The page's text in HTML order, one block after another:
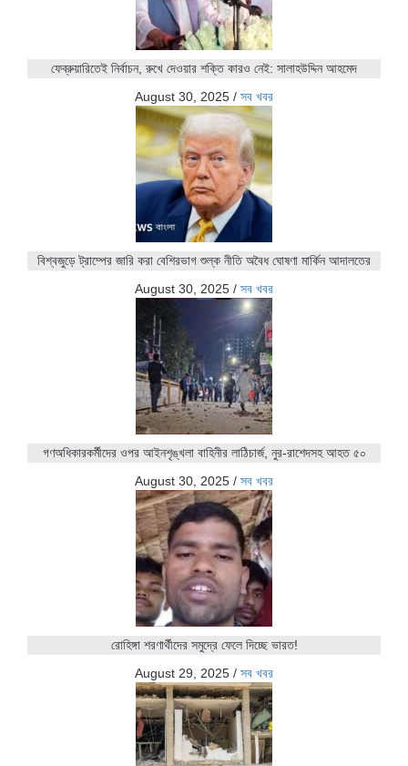
ফেব্রুয়ারিতেই নির্বাচন, রুখে দেওয়ার শক্তি কারও নেই: সালাহউদ্দিন আহমেদ
August 30, 2025 / সব খবর
বিশ্বজুড়ে ট্রাম্পের জারি করা বেশিরভাগ শুল্ক নীতি অবৈধ ঘোষণা মার্কিন আদালতের
August 30, 2025 / সব খবর
গণঅধিকারকর্মীদের ওপর আইনশৃঙ্খলা বাহিনীর লাঠিচার্জ, নুর-রাশেদসহ আহত ৫০
August 30, 2025 / সব খবর
রোহিঙ্গা শরণার্থীদের সমুদ্রে ফেলে দিচ্ছে ভারত!
August 29, 2025 / সব খবর